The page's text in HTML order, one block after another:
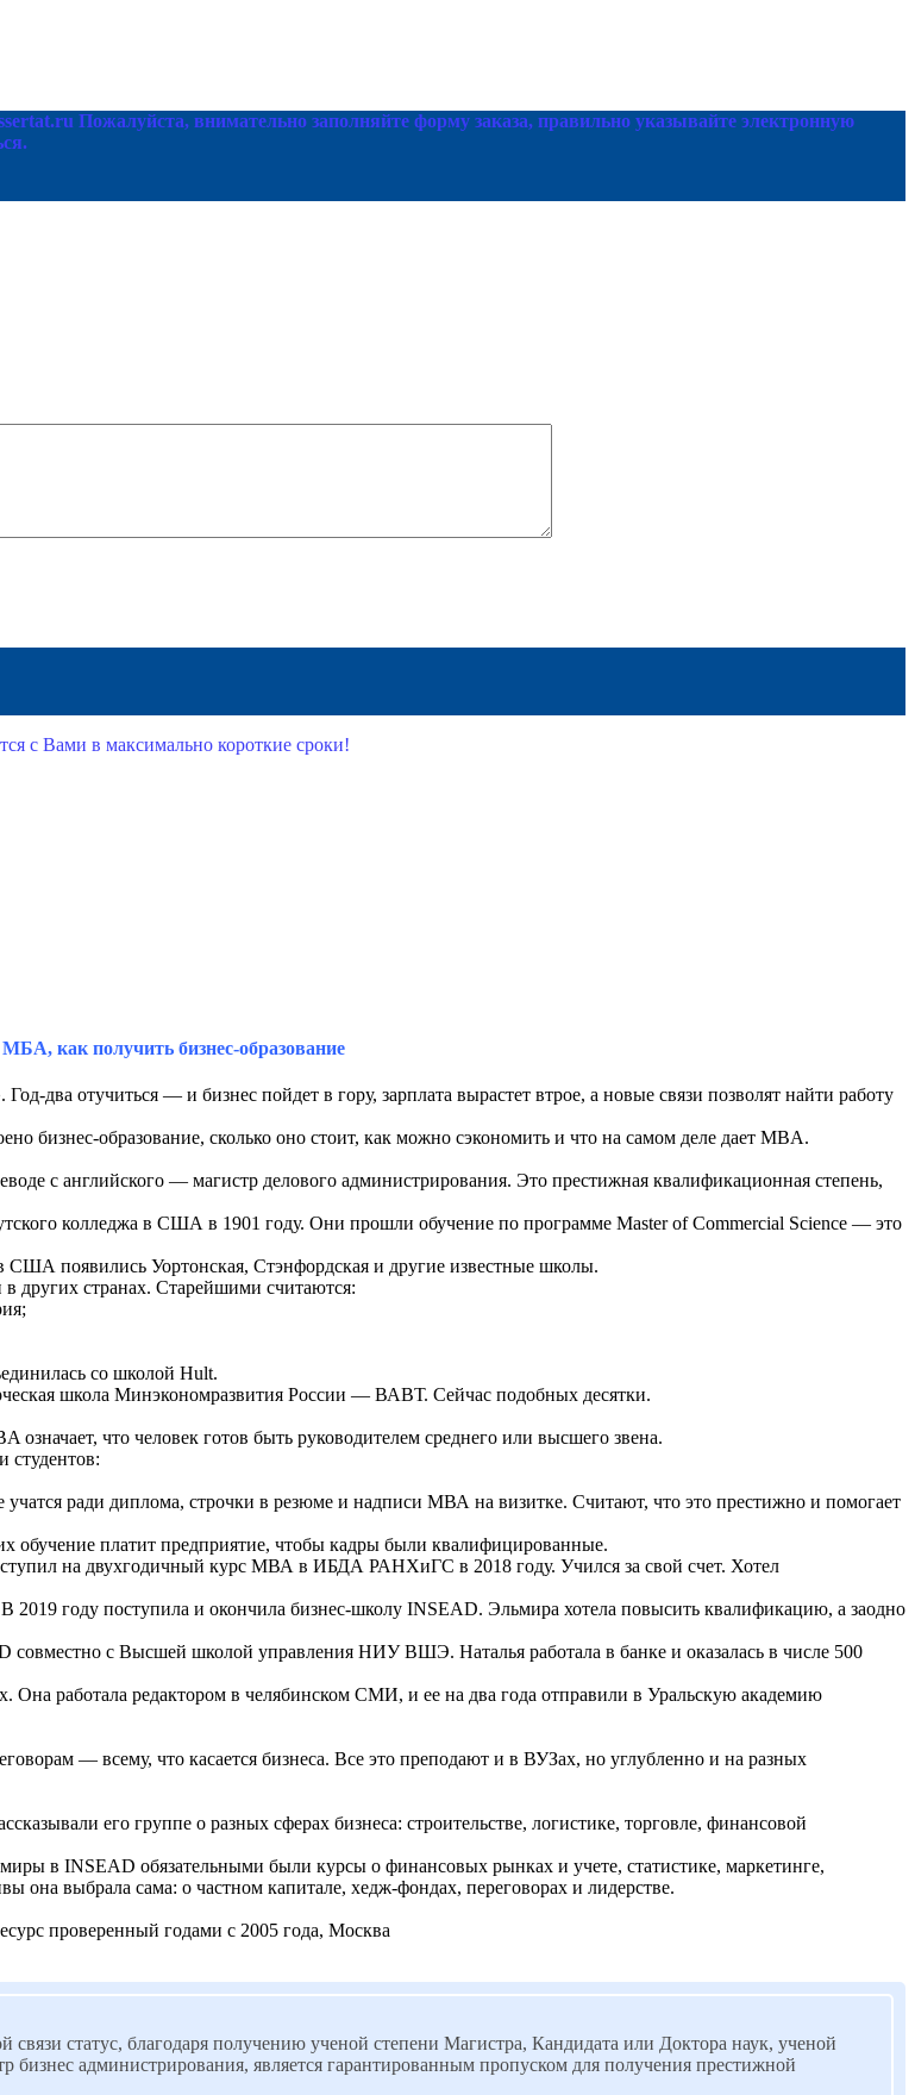
Пожалуйста, внимательно заполняйте форму заказа, правильно указывайте электронную
с Вами в максимально короткие сроки!
как получить бизнес-образование
два отучиться — и бизнес пойдет в гору, зарплата вырастет втрое, а новые связи позволят найти работу
бизнес-образование, сколько оно стоит, как можно сэкономить и что на самом деле дает MBA.
с английского — магистр делового администрирования. Это престижная квалификационная степень,
колледжа в США в 1901 году. Они прошли обучение по программе Master of Commercial Science — это
США появились Уортонская, Стэнфордская и другие известные школы.
других странах. Старейшими считаются:
со школой Hult.
школа Минэкономразвития России — ВАВТ. Сейчас подобных десятки.
что человек готов быть руководителем среднего или высшего звена.
ради диплома, строчки в резюме и надписи МВА на визитке. Считают, что это престижно и помогает
обучение платит предприятие, чтобы кадры были квалифицированные.
на двухгодичный курс МВА в ИБДА РАНХиГС в 2018 году. Учился за свой счет. Хотел
2019 году поступила и окончила бизнес-школу INSEAD. Эльмира хотела повысить квалификацию, а заодно
с Высшей школой управления НИУ ВШЭ. Наталья работала в банке и оказалась в числе 500
Она работала редактором в челябинском СМИ, и ее на два года отправили в Уральскую академию
— всему, что касается бизнеса. Все это преподают и в ВУЗах, но углубленно и на разных
его группе о разных сферах бизнеса: строительстве, логистике, торговле, финансовой
в INSEAD обязательными были курсы о финансовых рынках и учете, статистике, маркетинге,
она выбрала сама: о частном капитале, хедж-фондах, переговорах и лидерстве.
проверенный годами с 2005 года, Москва
статус, благодаря получению ученой степени Магистра, Кандидата или Доктора наук, ученой
администрирования, является гарантированным пропуском для получения престижной